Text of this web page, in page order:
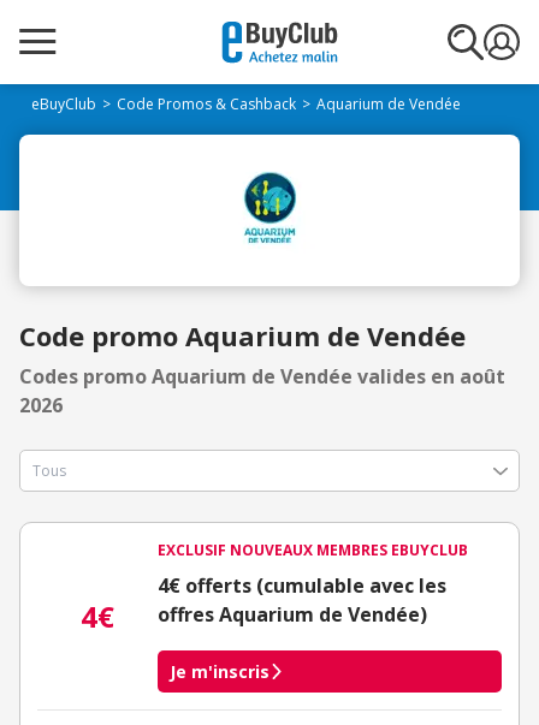
eBuyClub Code Promos & Cashback Aquarium de Vendée
Code promo Aquarium de Vendée
Codes promo Aquarium de Vendée valides en août
2026
4€
EXCLUSIF NOUVEAUX MEMBRES EBUYCLUB
4€ offerts (cumulable avec les
offres Aquarium de Vendée)
Je m'inscris